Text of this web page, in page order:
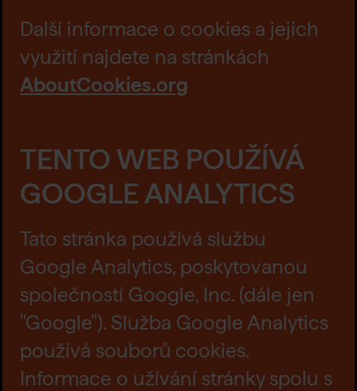
Další informace o cookies a jejich
využití najdete na stránkách
AboutCookies.org
TENTO WEB POUŽÍVÁ
GOOGLE ANALYTICS
Tato stránka používá službu
Google Analytics, poskytovanou
společností Google, Inc. (dále jen
"Google"). Služba Google Analytics
používá souborů cookies.
Informace o užívání stránky spolu s